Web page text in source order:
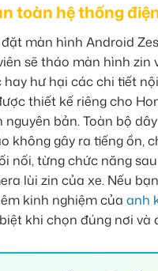
toàn hệ thống
màn hình Android
sẽ tháo màn hình
hư hại các chi tiết
thiết kế riêng cho
nguyên bản. Toàn bộ
không gây ra tiếng ồn,
nối, từng chức năng
lùi zin của xe. Nếu
kinh nghiệm của anh
khi chọn đúng nơi và